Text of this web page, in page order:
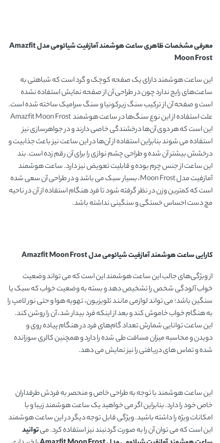
معرفی مشخصات ظاهریساعت هوشمند آمازفیت شیائومی مدلAmazfit
Moon Frost
این ساعت هوشمند دارای یک صفحه کوچک و گرد است که شباهتی به
ساعت‌های رایج ندارد چون در طراحی آن از صفحه نمایش استفاده نشده
است و صفحه آن از ترکیب سنگ زیرکونیا و سنگ سرامیک ساخته شده است.
علت استفاده از این نوع سنگ‌ها در ساعت هوشمند Amazfit Moon Frost
این است که هر دوی آن‌ها درخشندگی خاصی دارند و در جواهرسازی نیز
استفاده می شوند بنابراین استفاده از آن‌ها در این ساعت نیز باعث جذابیت و
درخشش بیشتر آن شده و طراحی چشم نوازی را برای آن رقم زده است. بند
این ساعت از جنس چرم بوده و قابلیت تعویض نیز دارد. ساعت هوشمند
آمازفیت مدل Moon Frost، بسیار سبک می باشد و در طراحی آن سعی شده
است که کمترین وزن در نظر گرفته شود تا فرد هنگام استفاده از آن در ناحیه
مچ دست احساس خستگی و سنگینی نداشته باشد.
کاراییساعت هوشمند آمازفیت شیائومی مدلAmazfit Moon Frost
از وبژگی‌های جالب این ساعت هوشمند این است که می تواند وضعیت
خواب آلودگی شخص را تشخیص دهد و بسته به وضعیت خواب که سبک یا
سنگین باشد؛ می تواند لوازمی مانند تلویزیون، تهویه هوا و حتی نور لامپ را
به هنگام خواب خاموش کند و بعد از اینکه فرد بیدار شد، آن را روشن کند.
این ساعت توانایی شمارش تعداد گام‌های فرد در هنگام پیاده روی و
دویدن و محاسبه میزان مسافت طی شده را دارد و همچنین کالری سوزانده
شده و تماس های دریافتی را نیز نمایش می دهد.
این ساعت هوشمند با توجه به طراحی خاص و منحصر به فردش طرفداران
خاص خود را دارد. بنابراین اگر می خواهید یک ساعت هوشمند زیبا و با
امکانات ویژه را داشته باشید. ویژگی قابل توجه دیگر در این ساعت هوشمند
این است که می توان آن را به صورت گردنبند نیز استفاده کرد. میتوانید